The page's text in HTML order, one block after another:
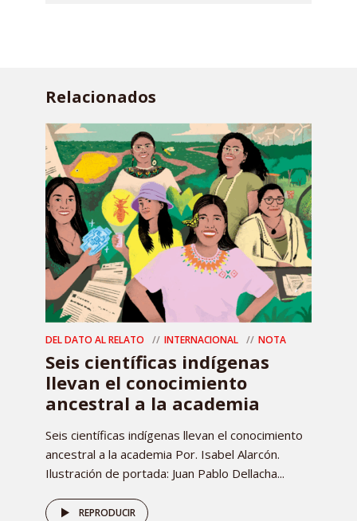
Relacionados
DEL DATO AL RELATO INTERNACIONAL NOTA
Seis científicas indígenas
llevan el conocimiento
ancestral a la academia
Seis científicas indígenas llevan el conocimiento
ancestral a la academia Por. Isabel Alarcón.
Ilustración de portada: Juan Pablo Dellacha...
REPRODUCIR